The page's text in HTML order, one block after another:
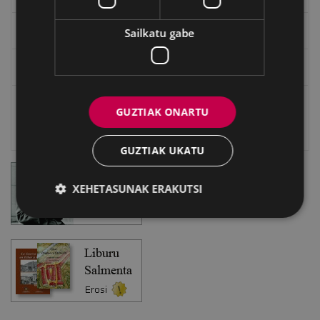
Eibarko Idazlanen Datu-basea
Sailkatu gabe
GUZTIAK ONARTU
GUZTIAK UKATU
XEHETASUNAK ERAKUTSI